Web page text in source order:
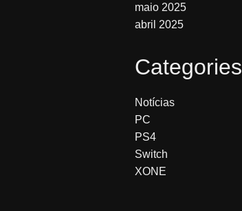
maio 2025
abril 2025
Categories
Notícias
PC
PS4
Switch
XONE